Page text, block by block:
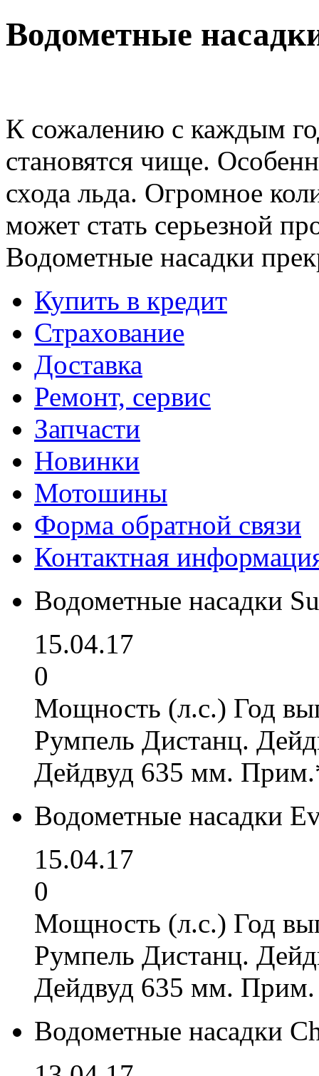
Водометные
К сожалению с каждым
становятся чище.
схода льда. Огромное
может стать серьезной
Водометные насадки
Купить в кредит
Страхование
Доставка
Ремонт, сервис
Запчасти
Новинки
Мотошины
Форма обратной связи
Контактная
Водометные насадки
15.04.17
0
Мощность (л.с.) Год
Румпель Дистанц.
Дейдвуд 635 мм.
Водометные насадки
15.04.17
0
Мощность (л.с.) Год
Румпель Дистанц.
Дейдвуд 635 мм.
Водометные насадки